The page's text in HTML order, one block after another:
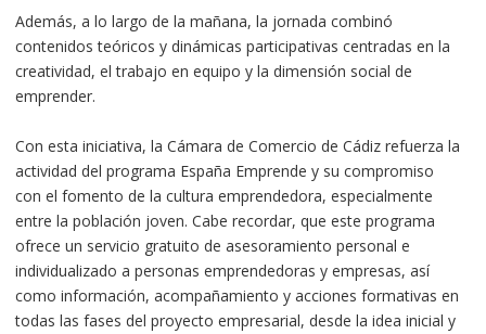
Además, a lo largo de la mañana, la jornada combinó
contenidos teóricos y dinámicas participativas centradas en la
creatividad, el trabajo en equipo y la dimensión social de
emprender.
Con esta iniciativa, la Cámara de Comercio de Cádiz refuerza la
actividad del programa España Emprende y su compromiso
con el fomento de la cultura emprendedora, especialmente
entre la población joven. Cabe recordar, que este programa
ofrece un servicio gratuito de asesoramiento personal e
individualizado a personas emprendedoras y empresas, así
como información, acompañamiento y acciones formativas en
todas las fases del proyecto empresarial, desde la idea inicial y